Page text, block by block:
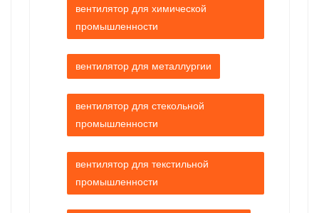
вентилятор для химической
промышленности
вентилятор для металлургии
вентилятор для стекольной
промышленности
вентилятор для текстильной
промышленности